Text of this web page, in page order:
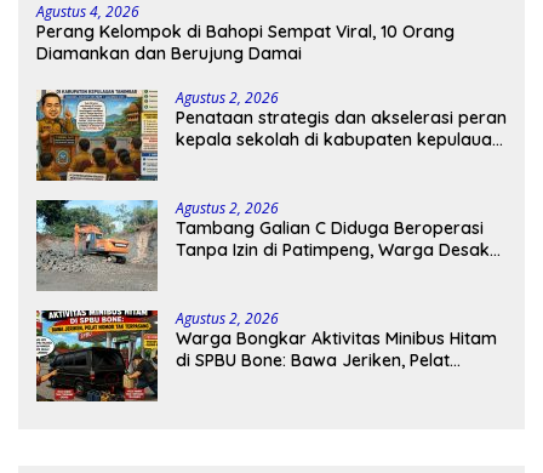
Agustus 4, 2026
Perang Kelompok di Bahopi Sempat Viral, 10 Orang
Diamankan dan Berujung Damai
Agustus 2, 2026
Penataan strategis dan akselerasi peran
kepala sekolah di kabupaten kepulauan
Agustus 2, 2026
Tambang Galian C Diduga Beroperasi
Tanpa Izin di Patimpeng, Warga Desak
Agustus 2, 2026
Warga Bongkar Aktivitas Minibus Hitam
di SPBU Bone: Bawa Jeriken, Pelat